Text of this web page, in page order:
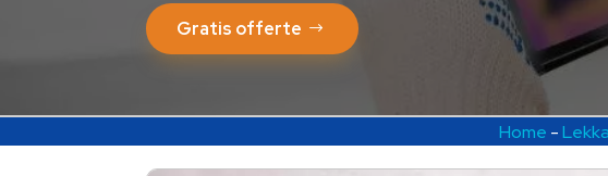
Gratis offerte
Home -